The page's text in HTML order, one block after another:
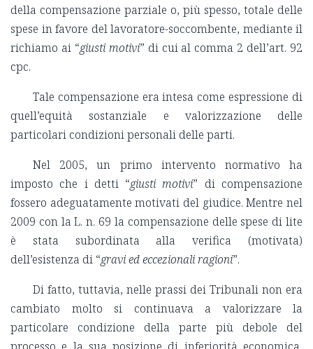
della compensazione parziale o, più spesso, totale delle
spese in favore del lavoratore-soccombente, mediante il
richiamo ai “giusti motivi” di cui al comma 2 dell’art. 92
cpc.
Tale compensazione era intesa come espressione di
quell’equità sostanziale e valorizzazione delle
particolari condizioni personali delle parti.
Nel 2005, un primo intervento normativo ha
imposto che i detti “giusti motivi” di compensazione
fossero adeguatamente motivati del giudice. Mentre nel
2009 con la L. n. 69 la compensazione delle spese di lite
è stata subordinata alla verifica (motivata)
dell’esistenza di “gravi ed eccezionali ragioni”.
Di fatto, tuttavia, nelle prassi dei Tribunali non era
cambiato molto si continuava a valorizzare la
particolare condizione della parte più debole del